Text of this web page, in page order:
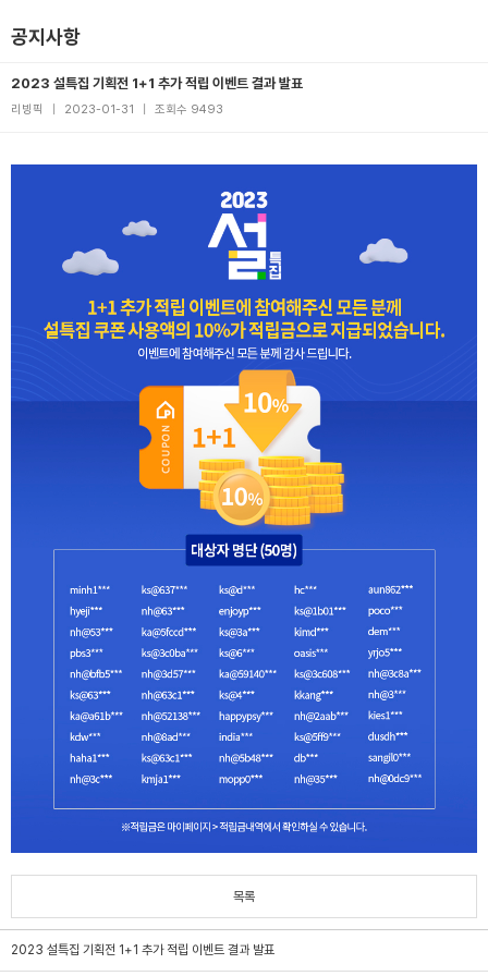
공지사항
2023 설특집 기획전 1+1 추가 적립 이벤트 결과 발표
리빙픽 2023-01-31 조회수 9493
목록
2023 설특집 기획전 1+1 추가 적립 이벤트 결과 발표